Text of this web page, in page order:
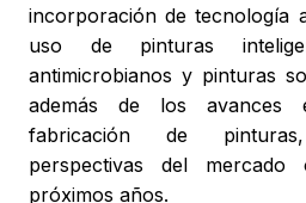
incorporación de tecnología
uso de pinturas
antimicrobianos y pinturas
además de los avances
fabricación de
perspectivas del mercado
próximos años.